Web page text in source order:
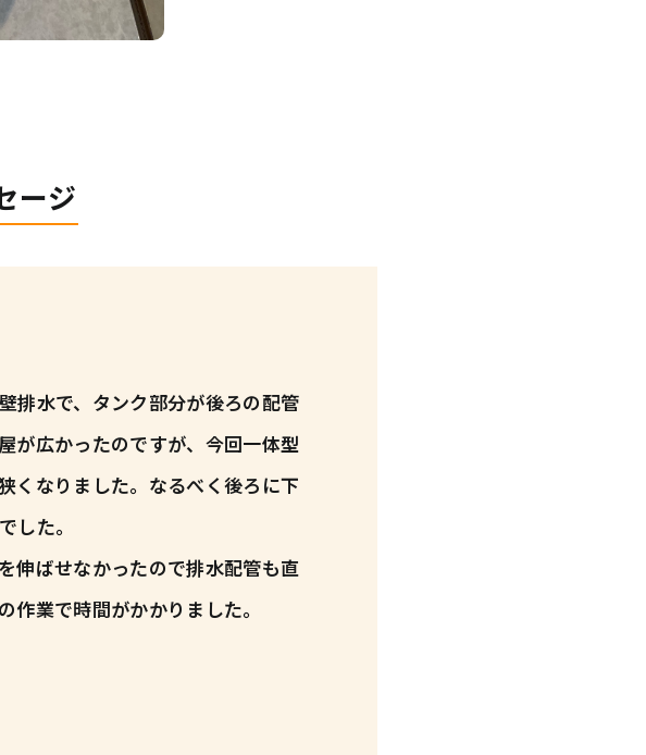
ージ
排水で、タンク部分が後ろの配管
が広かったのですが、今回一体型
くなりました。なるべく後ろに下
した。
伸ばせなかったので排水配管も直
作業で時間がかかりました。